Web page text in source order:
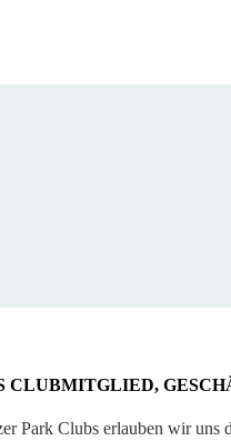
CLUBMITGLIED,
Park Clubs erlauben wir